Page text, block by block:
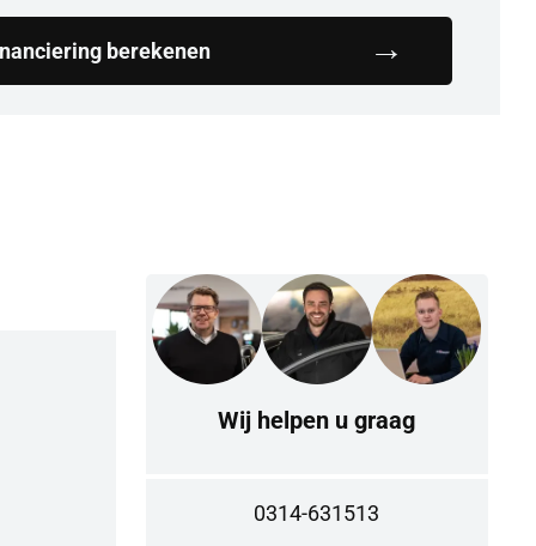
berekenen
Kilometerstand 67.561 km
grijs
Wij helpen u graag
0314-631513